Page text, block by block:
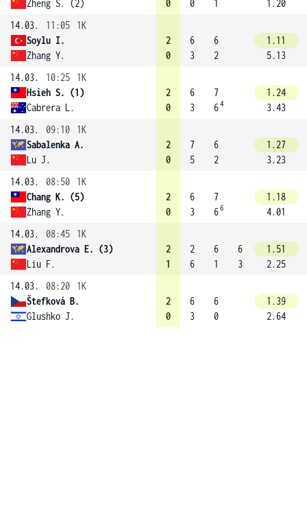
Zheng S. (2) 0 0 1
1.20
14.03.
11:05
1K
Soylu I.
Zhang Y.
2
0
6
3
6
2
1.11
5.13
14.03.
10:25
1K
Hsieh S. (1)
Cabrera L.
2
0
6
3
7
64
1.24
3.43
14.03.
09:10
1K
Sabalenka A.
Lu J.
2
0
7
5
6
2
1.27
3.23
14.03.
08:50
1K
Chang K. (5)
Zhang Y.
2
0
6
3
7
66
1.18
4.01
14.03.
08:45
1K
Alexandrova E. (3)
Liu F.
2
1
2
6
6
1
6
3
1.51
2.25
14.03.
08:20
1K
Štefková B.
Glushko J.
2
0
6
3
6
0
1.39
2.64